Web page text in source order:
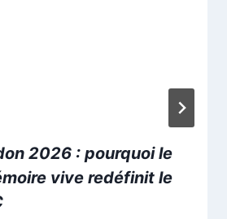
2026 : pourquoi le
vive redéfinit le